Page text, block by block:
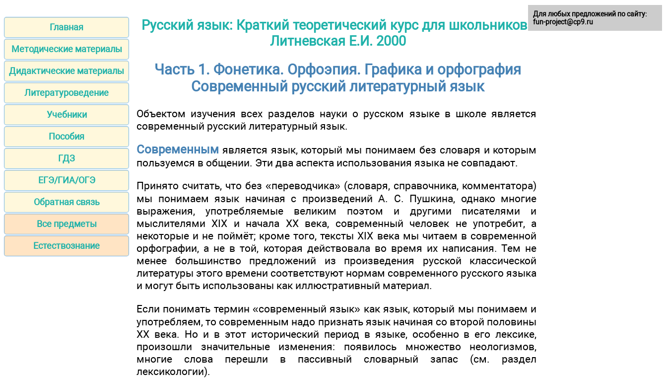
Главная
Методические материалы
Дидактические материалы
Литературоведение
Учебники
Пособия
ГДЗ
ЕГЭ/ГИА/ОГЭ
Обратная связь
Все предметы
Естествознание
Русский язык: Краткий теоретический курс для школьников -
Литневская Е.И. 2000
Часть 1. Фонетика. Орфоэпия. Графика и орфография
Современный русский литературный язык
Объектом изучения всех разделов науки о русском языке в школе является
современный русский литературный язык.
Современным является язык, который мы понимаем без словаря и которым
пользуемся в общении. Эти два аспекта использования языка не совпадают.
Принято считать, что без «переводчика» (словаря, справочника, комментатора)
мы понимаем язык начиная с произведений А. С. Пушкина, однако многие
выражения, употребляемые великим поэтом и другими писателями и
мыслителями XIX и начала XX века, современный человек не употребит, а
некоторые и не поймёт; кроме того, тексты XIX века мы читаем в современной
орфографии, а не в той, которая действовала во время их написания. Тем не
менее большинство предложений из произведения русской классической
литературы этого времени соответствуют нормам современного русского языка
и могут быть использованы как иллюстративный материал.
Если понимать термин «современный язык» как язык, который мы понимаем и
употребляем, то современным надо признать язык начиная со второй половины
ХХ века. Но и в этот исторический период в языке, особенно в его лексике,
произошли значительные изменения: появилось множество неологизмов,
многие слова перешли в пассивный словарный запас (см. раздел
лексикологии).
Для любых предложений по сайту:
fun-project@cp9.ru